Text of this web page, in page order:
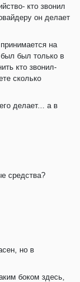
кто звонил
он делает
на
был только в
кто звонил-
сколько
делает... а в
средства?
но в
боком здесь,